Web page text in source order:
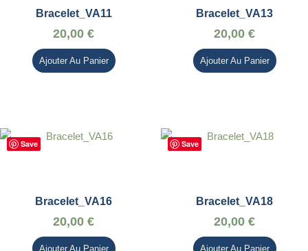
Bracelet_VA11
20,00 €
Ajouter Au Panier
Bracelet_VA13
20,00 €
Ajouter Au Panier
Save
Bracelet_VA16
20,00 €
Ajouter Au Panier
Save
Bracelet_VA18
20,00 €
Ajouter Au Panier